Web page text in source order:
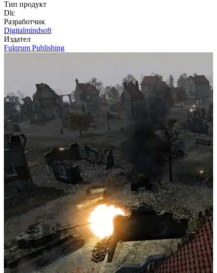
Тип продукт
Dlc
Разработчик
Digitalmindsoft
Издател
Fulqrum Publishing